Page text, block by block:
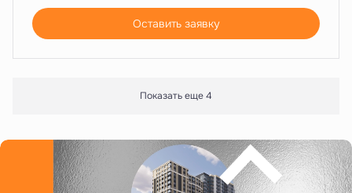
Оставить заявку
Показать еще 4